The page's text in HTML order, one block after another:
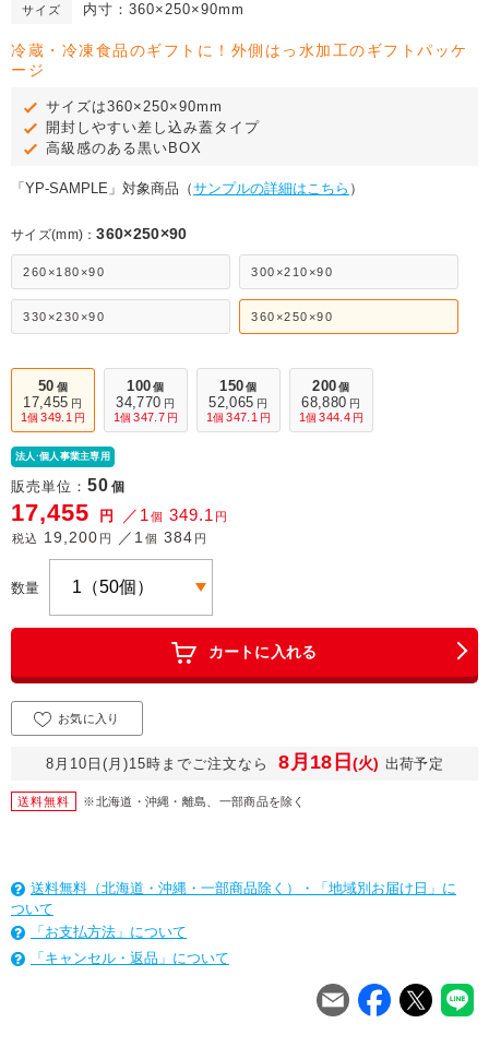
サイズ 内寸：360×250×90mm
冷蔵・冷凍食品のギフトに！外側はっ水加工のギフトパッケ
ージ
サイズは360×250×90mm
開封しやすい差し込み蓋タイプ
高級感のある黒いBOX
「YP-SAMPLE」対象商品（サンプルの詳細はこちら ）
サイズ(mm)：360×250×90
260×180×90 300×210×90
330×230×90 360×250×90
50 個
17,455 円
1個 349.1 円
100 個
34,770 円
1個 347.7 円
150 個
52,065 円
1個 347.1 円
200 個
68,880 円
1個 344.4 円
法人·個人事業主専用
販売単位： 50 個
17,455 円 ／1 個 349.1 円
税込
19,200 円 ／1 個 384 円
数量
カートに入れる
8月10日(月)15時までご注文なら 8月18日 (火) 出荷予定
お気に入り
送料無料 ※北海道・沖縄・離島、一部商品を除く
送料無料（北海道・沖縄・一部商品除く）・「地域別お届け日」に
ついて
「お支払方法」について
「キャンセル・返品」について